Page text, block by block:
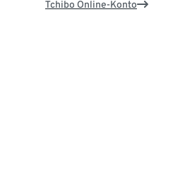
Tchibo Online-Konto